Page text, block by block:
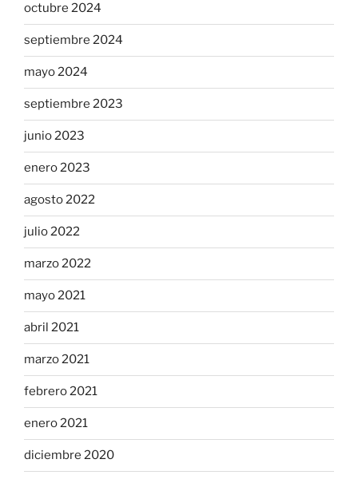
octubre 2024
septiembre 2024
mayo 2024
septiembre 2023
junio 2023
enero 2023
agosto 2022
julio 2022
marzo 2022
mayo 2021
abril 2021
marzo 2021
febrero 2021
enero 2021
diciembre 2020